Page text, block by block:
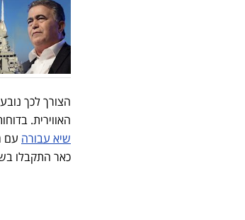
הצורך לכך
האווירית.
שיא עבורה
כאר התקבלו בשנה